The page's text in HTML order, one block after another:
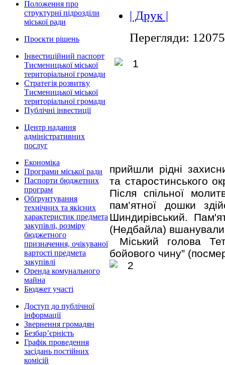
Положення про
структурні підрозділи
міської ради
Проєкти рішень
Інвестиційний паспорт
Тисменицької міської
територіальної громади
Стратегія розвитку
Тисменицької міської
територіальної громади
Публічні інвестиції
Центр надання
адміністративних
послуг
Економіка
Програми міської ради
Паспорти бюджетних
програм
Обґрунтування
технічних та якісних
характеристик предмета
закупівлі, розміру
бюджетного
призначення, очікуваної
вартості предмета
закупівлі
Оренда комунального
майна
Бюджет участі
Доступ до публічної
інформації
Звернення громадян
Безбар’єрність
Графік проведення
засідань постійних
комісій
| Друк |
Перегляди: 12075
прийшли рідні
та старостинського
Після спільної
пам’ятної дошки
Шиндирівський.
(Недбайла)
Міський голова
бойового чину”